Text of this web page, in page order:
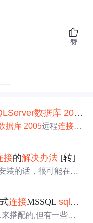
赞
数据库 2005
据库 2005远程连接连
给的方法是可以的,但
出来. 我的情况是别
接的解决办法 [转]
装的话，很可能在进
道提供程序, error: 40
现在针对此问题总结如
连接MSSQLsqlserver
搭配的,但有一些情